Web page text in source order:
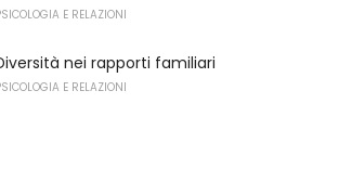
E RELAZIONI
nei rapporti familiari
E RELAZIONI